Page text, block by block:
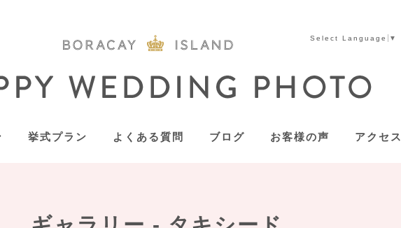
挙式プラン よくある質問 ブログ お客様の声 アクセス
Select Language ▼